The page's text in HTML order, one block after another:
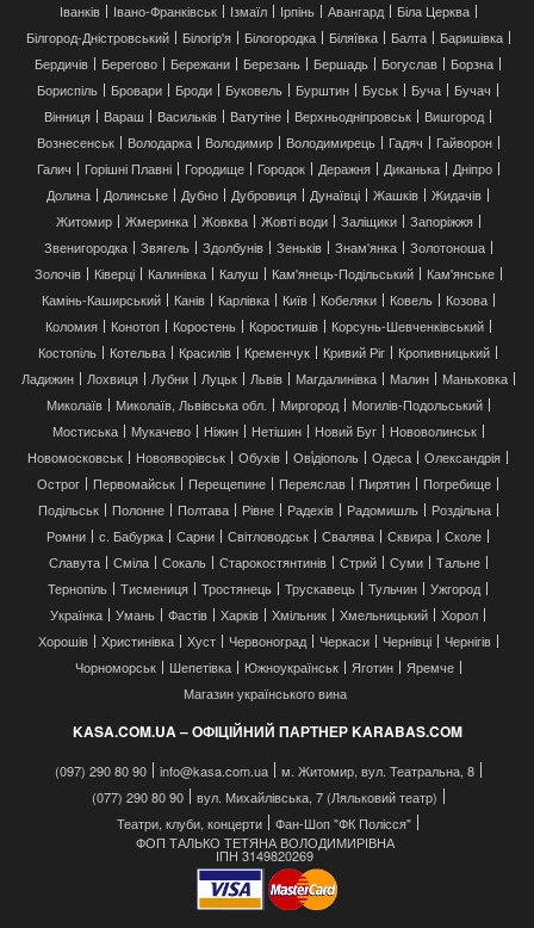
Іванків Івано-Франківськ Ізмаїл Ірпінь Авангард
Біла Церква
Білгород-Дністровський
Білогір'я Білогородка Біляївка Балта
Баришівка
Бердичів
Берегово Бережани Березань Бершадь Богуслав
Борзна
Бориспіль
Бровари Броди Буковель Бурштин Буськ Буча
Бучач
Вінниця
Вараш Васильків Ватутіне Верхньодніпровськ
Вишгород
Вознесенськ
Володарка Володимир Володимирець Гадяч
Гайворон
Галич
Горішні Плавні Городище Городок Деражня Диканька
Дніпро
Долина
Долинське Дубно Дубровиця Дунаївці Жашків
Жидачів
Житомир
Жмеринка Жовква Жовті води Заліщики
Запоріжжя
Звенигородка
Звягель Здолбунів Зеньків Знам'янка
Золотоноша
Золочів
Ківерці Калинівка Калуш Кам'янець-Подільський
Кам'янське
Камінь-Каширський
Канів Карлівка Київ Кобеляки Ковель
Козова
Коломия
Конотоп Коростень Коростишів
Корсунь-Шевченківський
Костопіль
Котельва Красилів Кременчук Кривий Ріг
Кропивницький
Ладижин
Лохвиця Лубни Луцьк Львів Магдалинівка Малин
Маньковка
Миколаїв
Миколаїв, Львівська обл. Миргород
Могилів-Подольський
Мостиська
Мукачево Ніжин Нетішин Новий Буг
Нововолинськ
Новомосковськ
Новояворівськ Обухів Ові́діополь Одеса
Олександрія
Острог
Первомайськ Перещепине Переяслав Пирятин
Погребище
Подільськ
Полонне Полтава Рівне Радехів Радомишль
Роздільна
Ромни
с. Бабурка Сарни Світловодськ Свалява Сквира
Сколе
Славута
Сміла Сокаль Старокостянтинів Стрий Суми
Тальне
Тернопіль
Тисмениця Тростянець Трускавець Тульчин
Ужгород
Українка
Умань Фастів Харків Хмільник Хмельницький
Хорол
Хорошів
Христинівка Хуст Червоноград Черкаси Чернівці
Чернігів
Чорноморськ
Шепетівка Южноукраїнськ Яготин
Яремче
Магазин українського вина
KASA.COM.UA – ОФІЦІЙНИЙ ПАРТНЕР KARABAS.COM
(097) 290 80 90 info@kasa.com.ua
м. Житомир, вул. Театральна, 8
(077) 290 80 90
вул. Михайлівська, 7 (Ляльковий театр)
Театри, клуби, концерти
Фан-Шоп "ФК Полісся"
ФОП ТАЛЬКО ТЕТЯНА ВОЛОДИМИРІВНА
ІПН 3149820269